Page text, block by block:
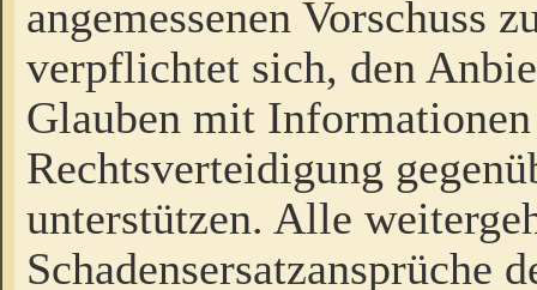
angemessenen Vorschuss
verpflichtet sich, den
Glauben mit
Rechtsverteidigung
unterstützen. Alle
Schadensersatzansprüche